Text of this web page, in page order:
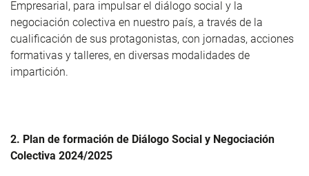
Empresarial, para impulsar el diálogo social y la
negociación colectiva en nuestro país, a través de la
cualificación de sus protagonistas, con jornadas, acciones
formativas y talleres, en diversas modalidades de
impartición.
2. Plan de formación de Diálogo Social y Negociación
Colectiva 2024/2025